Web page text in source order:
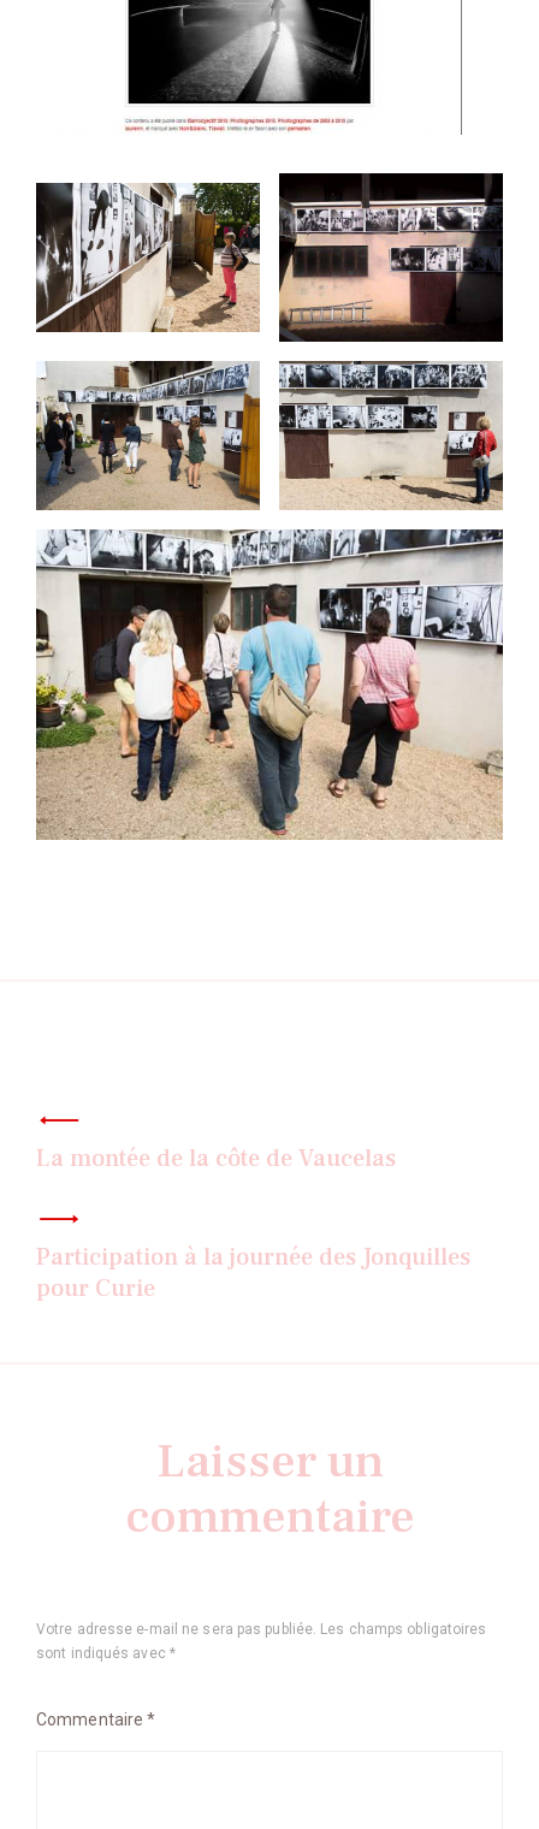
de
l’article
La montée de la côte de Vaucelas
Participation à la journée des Jonquilles
pour Curie
Laisser un
commentaire
Votre adresse e-mail ne sera pas publiée. Les champs obligatoires
sont indiqués avec *
Commentaire*